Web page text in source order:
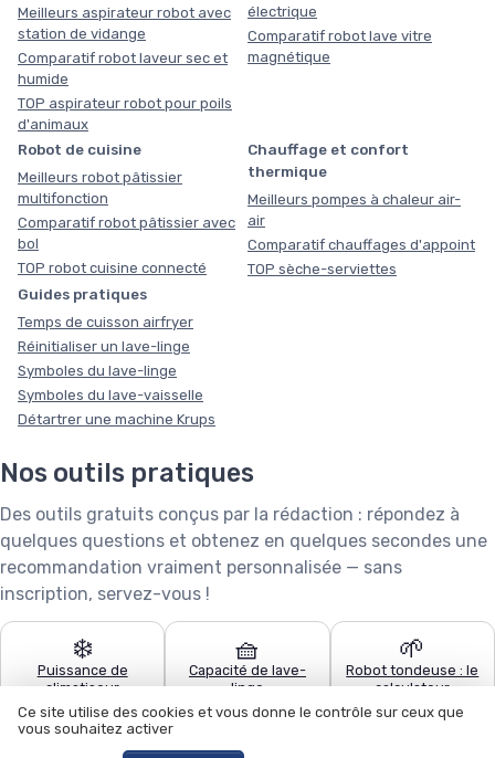
Meilleurs aspirateur robot avec
station de vidange
Comparatif robot laveur sec et
humide
TOP aspirateur robot pour poils
d'animaux
électrique
Comparatif robot lave vitre
magnétique
Robot de cuisine
Meilleurs robot pâtissier
multifonction
Comparatif robot pâtissier avec
bol
TOP robot cuisine connecté
Chauffage et confort
thermique
Meilleurs pompes à chaleur air-
air
Comparatif chauffages d'appoint
TOP sèche-serviettes
Guides pratiques
Temps de cuisson airfryer
Réinitialiser un lave-linge
Symboles du lave-linge
Symboles du lave-vaisselle
Détartrer une machine Krups
Nos outils pratiques
Des outils gratuits conçus par la rédaction : répondez à
quelques questions et obtenez en quelques secondes une
recommandation vraiment personnalisée — sans
inscription, servez-vous !
❄️
Puissance de
climatiseur
🧺
Capacité de lave-
linge
🌱
Robot tondeuse : le
calculateur
🧹
Ce site utilise des cookies et vous donne le contrôle sur ceux que
vous souhaitez activer